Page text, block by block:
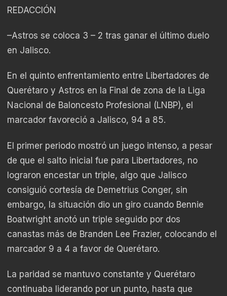
REDACCIÓN
–Astros se coloca 3 – 2 tras ganar el último duelo
en Jalisco.
En el quinto enfrentamiento entre Libertadores de
Querétaro y Astros en la Final de zona de la Liga
Nacional de Baloncesto Profesional (LNBP), el
marcador favoreció a Jalisco, 94 a 85.
El primer periodo mostró un juego intenso, a pesar
de que el salto inicial fue para Libertadores, no
lograron encestar un triple, algo que Jalisco
consiguió cortesía de Demetrius Conger, sin
embargo, la situación dio un giro cuando Bennie
Boatwright anotó un triple seguido por dos
canastas más de Branden Lee Frazier, colocando el
marcador 9 a 4 a favor de Querétaro.
La paridad se mantuvo constante y Querétaro
continuaba liderando por un punto, hasta que